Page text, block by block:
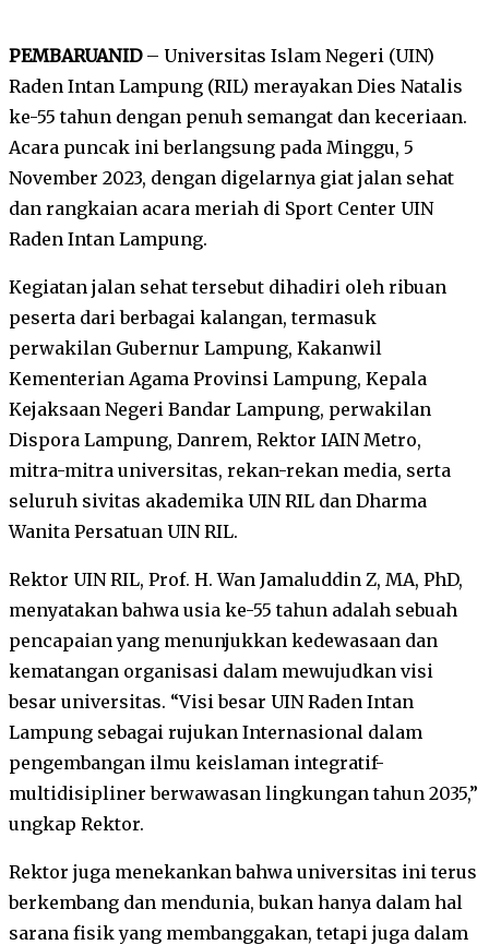
PEMBARUANID– Universitas Islam Negeri (UIN)
Raden Intan Lampung (RIL) merayakan Dies Natalis
ke-55 tahun dengan penuh semangat dan keceriaan.
Acara puncak ini berlangsung pada Minggu, 5
November 2023, dengan digelarnya giat jalan sehat
dan rangkaian acara meriah di Sport Center UIN
Raden Intan Lampung.
Kegiatan jalan sehat tersebut dihadiri oleh ribuan
peserta dari berbagai kalangan, termasuk
perwakilan Gubernur Lampung, Kakanwil
Kementerian Agama Provinsi Lampung, Kepala
Kejaksaan Negeri Bandar Lampung, perwakilan
Dispora Lampung, Danrem, Rektor IAIN Metro,
mitra-mitra universitas, rekan-rekan media, serta
seluruh sivitas akademika UIN RIL dan Dharma
Wanita Persatuan UIN RIL.
Rektor UIN RIL, Prof. H. Wan Jamaluddin Z, MA, PhD,
menyatakan bahwa usia ke-55 tahun adalah sebuah
pencapaian yang menunjukkan kedewasaan dan
kematangan organisasi dalam mewujudkan visi
besar universitas. “Visi besar UIN Raden Intan
Lampung sebagai rujukan Internasional dalam
pengembangan ilmu keislaman integratif-
multidisipliner berwawasan lingkungan tahun 2035,”
ungkap Rektor.
Rektor juga menekankan bahwa universitas ini terus
berkembang dan mendunia, bukan hanya dalam hal
sarana fisik yang membanggakan, tetapi juga dalam